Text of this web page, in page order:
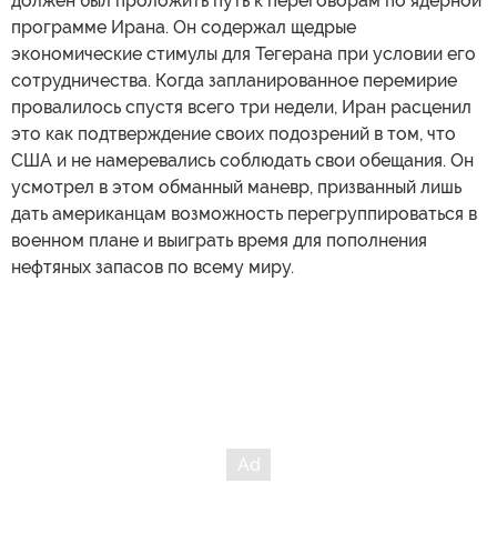
программе Ирана. Он содержал щедрые
экономические стимулы для Тегерана при условии его
сотрудничества. Когда запланированное перемирие
провалилось спустя всего три недели, Иран расценил
это как подтверждение своих подозрений в том, что
США и не намеревались соблюдать свои обещания. Он
усмотрел в этом обманный маневр, призванный лишь
дать американцам возможность перегруппироваться в
военном плане и выиграть время для пополнения
нефтяных запасов по всему миру.